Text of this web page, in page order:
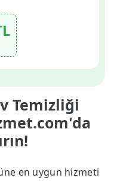
Temizliği
en uygun hizmeti